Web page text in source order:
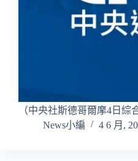
（中央社斯德哥爾摩4日
News小編
4 6 月,